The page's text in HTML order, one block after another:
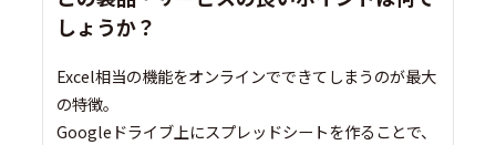
しょうか？
Excel相当の機能をオンラインでできてしまうのが最大
の特徴。
Googleドライブ上にスプレッドシートを作ることで、